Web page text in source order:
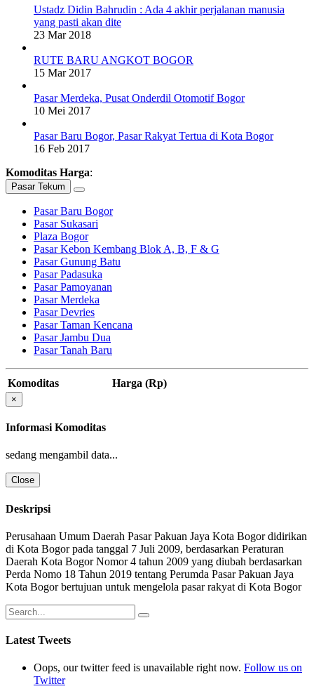
Ustadz Didin Bahrudin : Ada 4 akhir perjalanan manusia
yang pasti akan dite
23 Mar 2018
RUTE BARU ANGKOT BOGOR
15 Mar 2017
Pasar Merdeka, Pusat Onderdil Otomotif Bogor
10 Mei 2017
Pasar Baru Bogor, Pasar Rakyat Tertua di Kota Bogor
16 Feb 2017
Komoditas Harga:
Pasar Tekum
Pasar Baru Bogor
Pasar Sukasari
Plaza Bogor
Pasar Kebon Kembang Blok A, B, F & G
Pasar Gunung Batu
Pasar Padasuka
Pasar Pamoyanan
Pasar Merdeka
Pasar Devries
Pasar Taman Kencana
Pasar Jambu Dua
Pasar Tanah Baru
Komoditas Harga (Rp)
×
Informasi Komoditas
sedang mengambil data...
Close
Deskripsi
Perusahaan Umum Daerah Pasar Pakuan Jaya Kota Bogor didirikan
di Kota Bogor pada tanggal 7 Juli 2009, berdasarkan Peraturan
Daerah Kota Bogor Nomor 4 tahun 2009 yang diubah berdasarkan
Perda Nomo 18 Tahun 2019 tentang Perumda Pasar Pakuan Jaya
Kota Bogor bertujuan untuk mengelola pasar rakyat di Kota Bogor
Latest Tweets
Oops, our twitter feed is unavailable right now. Follow us on
Twitter